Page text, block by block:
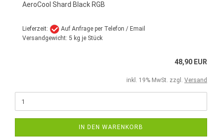
AeroCool Shard Black RGB
Lieferzeit:
Auf Anfrage per Telefon / Email
Versandgewicht: 5 kg je Stück
48,90 EUR
inkl. 19% MwSt. zzgl. Versand
IN DEN WARENKORB